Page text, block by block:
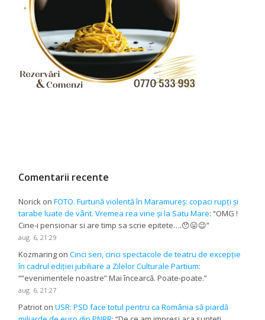
Comentarii recente
Norick onFOTO. Furtună violentă în Maramureș: copaci rupți și
tarabe luate de vânt. Vremea rea vine și la Satu Mare: “OMG !
Cine-i pensionar si are timp sa scrie epitete….😯😛😉”
aug. 6, 21:29
Kozmaring onCinci seri, cinci spectacole de teatru de excepție
în cadrul ediției jubiliare a Zilelor Culturale Partium:
““evenimentele noastre” Mai încearcă. Poate-poate.”
aug. 6, 21:27
Patriot onUSR: PSD face totul pentru ca România să piardă